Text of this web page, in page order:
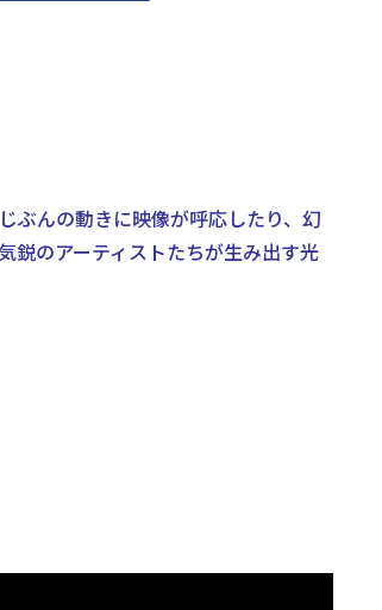
ぶんの動きに映像が呼応したり、幻
鋭のアーティストたちが生み出す光